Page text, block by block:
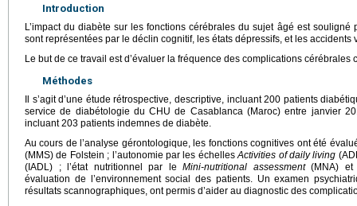
Introduction
L’impact du diabète sur les fonctions cérébrales du sujet âgé est
sont représentées par le déclin cognitif, les états dépressifs, et les accidents
Le but de ce travail est d’évaluer la fréquence des complications cérébrales
Méthodes
Il s’agit d’une étude rétrospective, descriptive, incluant 200 patients
service de diabétologie du CHU de Casablanca (Maroc) entre janvier
incluant 203 patients indemnes de diabète.
Au cours de l’analyse gérontologique, les fonctions cognitives ont été
(MMS) de Folstein ; l’autonomie par les échellesActivities of daily living
(IADL) ; l’état nutritionnel par leMini-nutritional assessment(MNA) et
évaluation de l’environnement social des patients. Un examen
résultats scannographiques, ont permis d’aider au diagnostic des